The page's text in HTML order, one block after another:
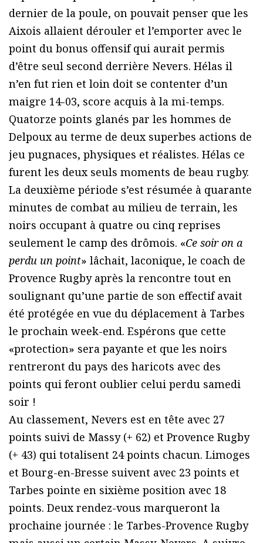
dernier de la poule, on pouvait penser que les
Aixois allaient dérouler et l’emporter avec le
point du bonus offensif qui aurait permis
d’être seul second derrière Nevers. Hélas il
n’en fut rien et loin doit se contenter d’un
maigre 14-03, score acquis à la mi-temps.
Quatorze points glanés par les hommes de
Delpoux au terme de deux superbes actions de
jeu pugnaces, physiques et réalistes. Hélas ce
furent les deux seuls moments de beau rugby.
La deuxième période s’est résumée à quarante
minutes de combat au milieu de terrain, les
noirs occupant à quatre ou cinq reprises
seulement le camp des drômois. «Ce soir on a
perdu un point» lâchait, laconique, le coach de
Provence Rugby après la rencontre tout en
soulignant qu’une partie de son effectif avait
été protégée en vue du déplacement à Tarbes
le prochain week-end. Espérons que cette
«protection» sera payante et que les noirs
rentreront du pays des haricots avec des
points qui feront oublier celui perdu samedi
soir !
Au classement, Nevers est en tête avec 27
points suivi de Massy (+ 62) et Provence Rugby
(+ 43) qui totalisent 24 points chacun. Limoges
et Bourg-en-Bresse suivent avec 23 points et
Tarbes pointe en sixième position avec 18
points. Deux rendez-vous marqueront la
prochaine journée : le Tarbes-Provence Rugby